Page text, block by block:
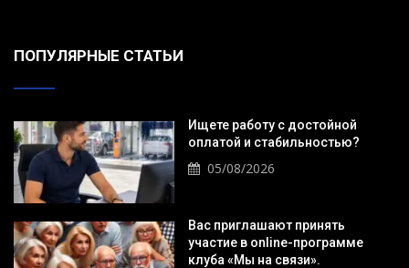
ПОПУЛЯРНЫЕ СТАТЬИ
Ищете работу с достойной
оплатой и стабильностью?
05/08/2026
Вас приглашают принять
участие в online-программе
клуба «Мы на связи».